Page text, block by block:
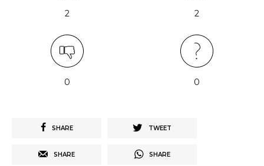
2 2
0 0
SHARE TWEET
SHARE SHARE